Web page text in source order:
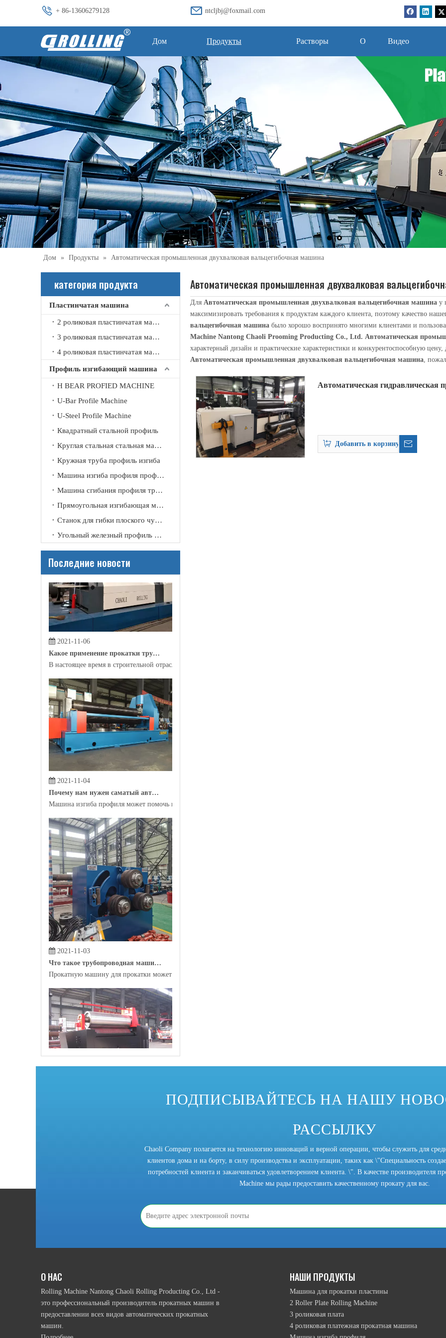
+ 86-13606279128 ntcljbj@foxmail.com
Дом Продукты Растворы О Видео
Дом » Продукты » Автоматическая промышленная двухвалковая вальцегибочная машина
категория продукта
Пластинчатая машина
2 роликовая пластинчатая машина
3 роликовая пластинчатая машина
4 роликовая пластинчатая машина
Профиль изгибающий машина
H BEAR PROFIED MACHINE
U-Bar Profile Machine
U-Steel Profile Machine
Квадратный стальной профиль
Круглая стальная стальная машина изгиба
Кружная труба профиль изгиба
Машина изгиба профиля профиля канала
Машина сгибания профиля трубки
Прямоугольная изгибающая машина
Станок для гибки плоского чугунного профиля
Угольный железный профиль изгиб
Последние новости
2021-09-21
Что вы знаете об автоматической машине для вальцовки швов?
Автоматическая стыковочная машина в основном используется для наматывания длиннокатаных деталей на стыковочно-
Почему нам нужна прокатная машина?
Благодаря своему техническому улучшению и совершенствованию, типы прокатных машин труб увеличивались, а этапы
2021-11-06
В настоящее время в строительной отрасли, производственной промышленности и химической промышленности широко
Машина изгиба профиля может помочь производителям проводить массовое производство, которое не только повышает
2021-11-03
Прокатную машину для прокатки может помочь сырье, реализовать изменение формы спроса на продукцию, поэтому он
В качестве инструмента для автоматизированного производства были широко использованы изгибающие машины профиля.
Автоматическая промышленная двухвалковая
Для Автоматическая промышленная двухвалковая вальцегибочная машина у
максимизировать требования к продуктам каждого клиента, поэтому качество
вальцегибочная машина было хорошо воспринято многими клиентами и
Machine Nantong Chaoli Prooming Producting Co., Ltd. Автоматическая
характерный дизайн и практические характеристики и конкурентоспособную
Автоматическая промышленная двухвалковая вальцегибочная машина,
Автоматическая гидравлическая
Добавить в корзину
ПОДПИСЫВАЙТЕСЬ НА НАШУ
РАССЫЛКУ
Chaoli Company полагается на технологию инноваций и верной операции, чтобы служить для
клиентов дома и на борту, в силу производства и эксплуатации, таких как \"Специальность
потребностей клиента и заканчиваться удовлетворением клиента. \". В качестве производителя
Machine мы рады предоставить качественному прокату для вас.
О НАС
Rolling Machine Nantong Chaoli Rolling Producting Co., Ltd -
это профессиональный производитель прокатных машин в
предоставлении всех видов автоматических прокатных
машин.
НАШИ ПРОДУКТЫ
Машина для прокатки пластины
2 Roller Plate Rolling Machine
3 роликовая плата
4 роликовая платежная прокатная машина